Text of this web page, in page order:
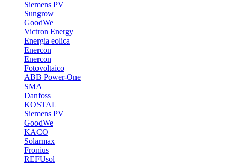
Siemens PV
Sungrow
GoodWe
Victron Energy
Energia eolica
Enercon
Enercon
Fotovoltaico
ABB Power-One
SMA
Danfoss
KOSTAL
Siemens PV
GoodWe
KACO
Solarmax
Fronius
REFUsol